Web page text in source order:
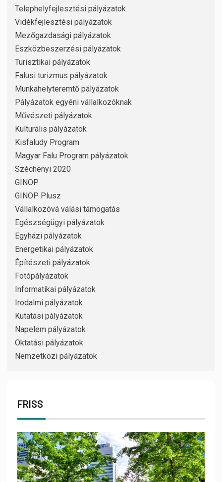
Telephelyfejlesztési pályázatok
Vidékfejlesztési pályázatok
Mezőgazdasági pályázatok
Eszközbeszerzési pályázatok
Turisztikai pályázatok
Falusi turizmus pályázatok
Munkahelyteremtő pályázatok
Pályázatok egyéni vállalkozóknak
Művészeti pályázatok
Kulturális pályázatok
Kisfaludy Program
Magyar Falu Program pályázatok
Széchenyi 2020
GINOP
GINOP Plusz
Vállalkozóvá válási támogatás
Egészségügyi pályázatok
Egyházi pályázatok
Energetikai pályázatok
Építészeti pályázatok
Fotópályázatok
Informatikai pályázatok
Irodalmi pályázatok
Kutatási pályázatok
Napelem pályázatok
Oktatási pályázatok
Nemzetközi pályázatok
FRISS